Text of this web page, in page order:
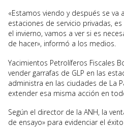
«Estamos viendo y después se va
estaciones de servicio privadas,
el invierno, vamos a ver si es
de hacer», informó a los medios.
Yacimientos Petrolíferos Fiscales
vender garrafas de GLP en las
administra en las ciudades de La
extender esa misma acción en
Según el director de la ANH, la
de ensayo» para evidenciar el